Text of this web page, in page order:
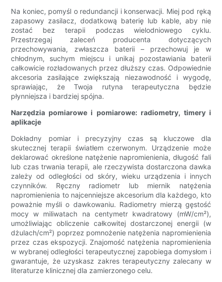
Na koniec, pomyśl o redundancji i konserwacji. Miej pod ręką
zapasowy zasilacz, dodatkową baterię lub kable, aby nie
zostać bez terapii podczas wielodniowego cyklu.
Przestrzegaj zaleceń producenta dotyczących
przechowywania, zwłaszcza baterii – przechowuj je w
chłodnym, suchym miejscu i unikaj pozostawiania baterii
całkowicie rozładowanych przez dłuższy czas. Odpowiednie
akcesoria zasilające zwiększają niezawodność i wygodę,
sprawiając, że Twoja rutyna terapeutyczna będzie
płynniejsza i bardziej spójna.
Narzędzia pomiarowe i pomiarowe: radiometry, timery i
aplikacje
Dokładny pomiar i precyzyjny czas są kluczowe dla
skutecznej terapii światłem czerwonym. Urządzenie może
deklarować określone natężenie napromienienia, długość fali
lub czas trwania terapii, ale rzeczywista dostarczona dawka
zależy od odległości od skóry, wieku urządzenia i innych
czynników. Ręczny radiometr lub miernik natężenia
napromienienia to najcenniejsze akcesorium dla każdego, kto
poważnie myśli o dawkowaniu. Radiometry mierzą gęstość
mocy w miliwatach na centymetr kwadratowy (mW/cm²),
umożliwiając obliczenie całkowitej dostarczonej energii (w
dżulach/cm²) poprzez pomnożenie natężenia napromienienia
przez czas ekspozycji. Znajomość natężenia napromienienia
w wybranej odległości terapeutycznej zapobiega domysłom i
gwarantuje, że uzyskasz zakres terapeutyczny zalecany w
literaturze klinicznej dla zamierzonego celu.